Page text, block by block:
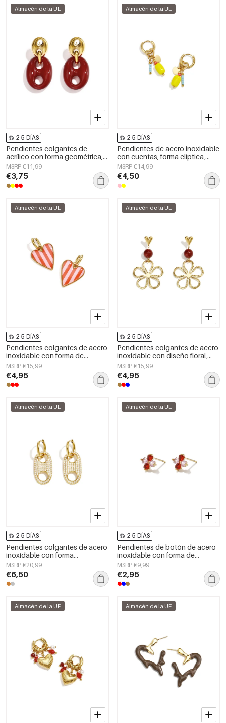
Almacén de la UE
2-5 DÍAS
Pendientes colgantes de
acrílico con forma geométrica,
estilo casual y sencillo para uso
diario. Joyería para mujer.
MSRP €11,99
€3,75
Almacén de la UE
2-5 DÍAS
Pendientes de acero inoxidable
con cuentas, forma elíptica,
lindos, de la serie Daily Simple,
joyería para mujer
MSRP €14,99
€4,50
Almacén de la UE
2-5 DÍAS
Pendientes colgantes de acero
inoxidable con forma de
corazón, sencillos, de la serie
Daily Simple, joyería para mujer.
MSRP €15,99
€4,95
Almacén de la UE
2-5 DÍAS
Pendientes colgantes de acero
inoxidable con diseño floral,
serie Daily Simple, joyería para
mujer
MSRP €15,99
€4,95
Almacén de la UE
2-5 DÍAS
Pendientes colgantes de acero
inoxidable con forma
geométrica, sencillos para el día
a día, de la serie Simple. Joyería
para mujer.
MSRP €20,99
€6,50
Almacén de la UE
2-5 DÍAS
Pendientes de botón de acero
inoxidable con forma de
corazón, sencillos, de la serie
Daily Simple, joyería para mujer.
MSRP €9,99
€2,95
Almacén de la UE Almacén de la UE